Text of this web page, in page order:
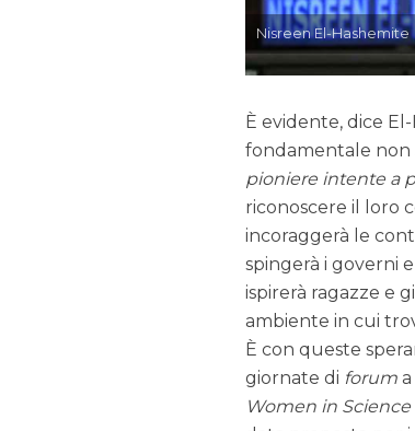
Nisreen El-Hashemite
È evidente, dice
fondamentale non
pioniere intente a
riconoscere il loro
incoraggerà le
spingerà i governi
ispirerà ragazze e
ambiente in cui
È con queste
giornate di forum
Women in Science